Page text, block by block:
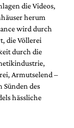
die Videos,
herum
wird durch
die Völlerei
durch die
Armutselend –
Sünden des
hässliche